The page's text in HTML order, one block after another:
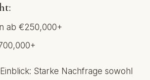
ab €250,000+
Starke Nachfrage sowohl